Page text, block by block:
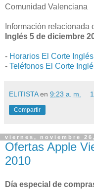
Comunidad Valenciana
Información relacionada
Inglés 5 de diciembre
- Horarios El Corte Inglés
- Teléfonos El Corte
ELITISTA en 9:23 a. m.
Compartir
viernes, noviembre
Ofertas Apple
2010
Día especial de